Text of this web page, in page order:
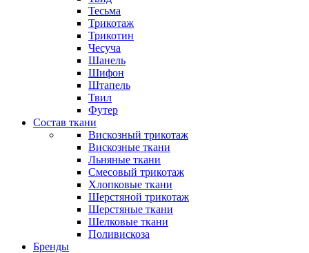
Тесьма
Трикотаж
Трикотин
Чесуча
Шанель
Шифон
Штапель
Твил
Футер
Состав ткани
Вискозный трикотаж
Вискозные ткани
Льняные ткани
Смесовый трикотаж
Хлопковые ткани
Шерстяной трикотаж
Шерстяные ткани
Шелковые ткани
Поливискоза
Бренды